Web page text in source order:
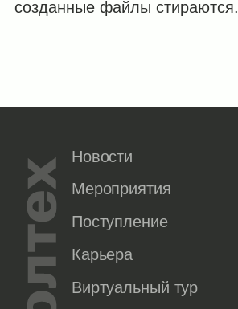
созданные файлы стираются.
Новости
Мероприятия
Поступление
Карьера
Виртуальный тур